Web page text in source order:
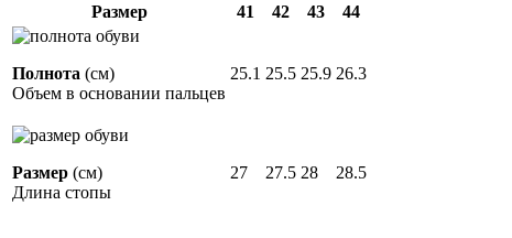
Размер 41 42 43 44
Полнота (см)
Объем в основании пальцев
25.1 25.5 25.9 26.3
Размер (см)
Длина стопы
27 27.5 28 28.5